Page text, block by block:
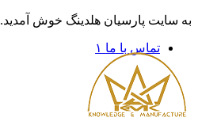
به سایت پارسیان هلدینگ خوش آمدید.
تماس با ما ۱